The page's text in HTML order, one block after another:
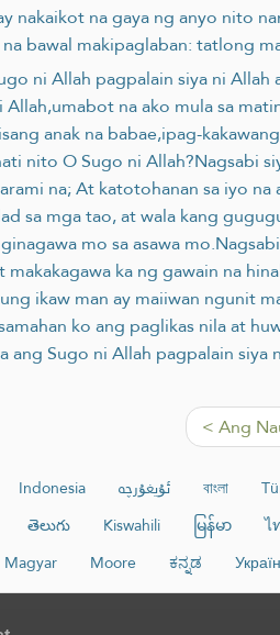
nakaikot na gaya ng anyo nito
bawal makipaglaban: tatlong
ni Allah pagpalain siya ni
na ako mula sa
anak na babae,ipag-
nito O Sugo ni
na; At katotohanan sa iyo
sa mga tao, at wala kang
mo sa asawa
ka ng gawain na
ikaw man ay maiiwan ngunit
ko ang paglikas nila at
ang Sugo ni Allah pagpalain
< Ang
Indonesia ئۇيغۇرچە বাংলা
తెలుగు Kiswahili မြန်မာ ไ
Magyar Moore ಕನ್ನಡ